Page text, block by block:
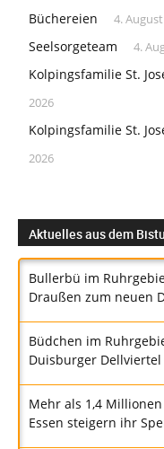
Büchereien 4.
Seelsorgeteam 4.
Kolpingsfamilie St.
2026
Kolpingsfamilie St.
2026
Aktuelles aus dem
Bullerbü im
Draußen zum neuen
Büdchen im
Duisburger
Mehr als 1,4
Essen steigern ihr